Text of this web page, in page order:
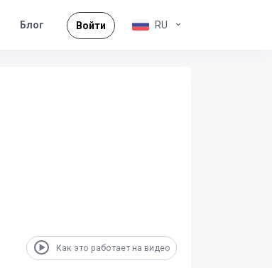
Блог Войти RU
Как это работает на видео